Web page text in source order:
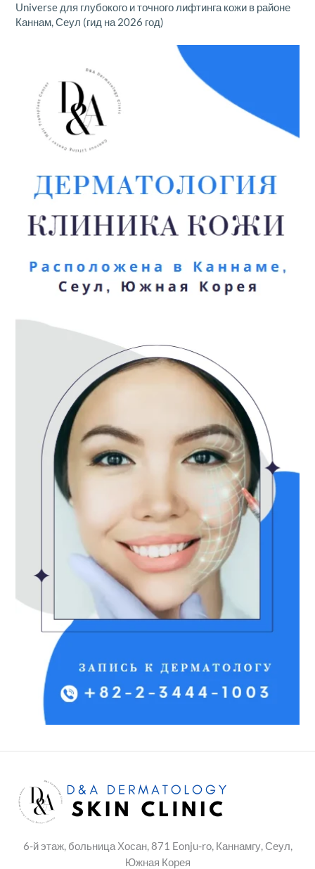
Universe для глубокого и точного лифтинга кожи в районе
Каннам, Сеул (гид на 2026 год)
6-й этаж, больница Хосан, 871 Eonju-ro, Каннамгу, Сеул,
Южная Корея